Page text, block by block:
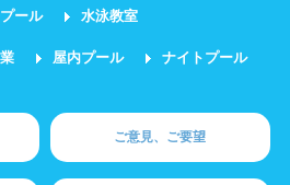
ール 水泳教室
屋内プール ナイトプール
ご意見、ご要望